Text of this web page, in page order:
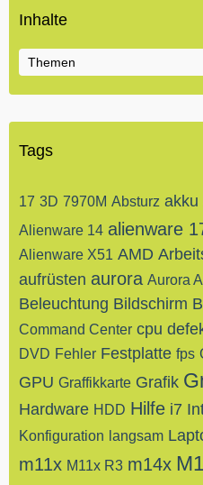
Inhalte
Themen
Tags
17 3D 7970M Absturz akku
Alienware 14 alienware
Alienware X51 AMD
aufrüsten aurora Aurora
Beleuchtung Bildschirm
Command Center cpu
DVD Fehler Festplatte fps
GPU Graffikkarte Grafik
Hardware HDD Hilfe i7
Konfiguration langsam
m11x M11x R3 m14x